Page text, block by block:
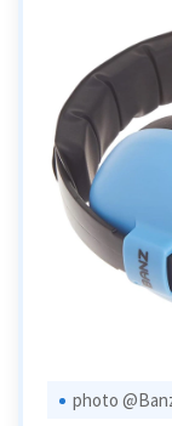
photo